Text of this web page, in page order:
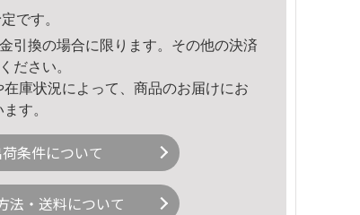
です。
引換の場合に限ります。その他の決済
ださい。
庫状況によって、商品のお届けにお
す。
条件について
法・送料について